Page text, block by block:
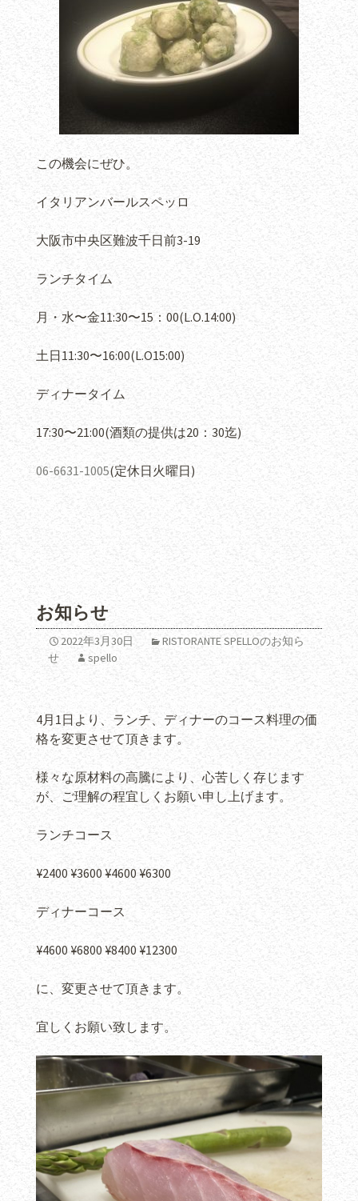
この機会にぜひ。
イタリアンバールスペッロ
大阪市中央区難波千日前3-19
ランチタイム
月・水〜金11:30〜15 ： 00(L.O.14:00)
土日11:30〜16:00(L.O15:00)
ディナータイム
17:30〜21:00(酒類の提供は20 ： 30迄)
06-6631-1005(定休日火曜日)
お知らせ
2022年3月30日
RISTORANTE SPELLOのお知ら
せ
spello
4月1日より、ランチ、ディナーのコース料理の価
格を変更させて頂きます。
様々な原材料の高騰により、心苦しく存じます
が、ご理解の程宜しくお願い申し上げます。
ランチコース
¥2400 ¥3600 ¥4600 ¥6300
ディナーコース
¥4600 ¥6800 ¥8400 ¥12300
に、変更させて頂きます。
宜しくお願い致します。